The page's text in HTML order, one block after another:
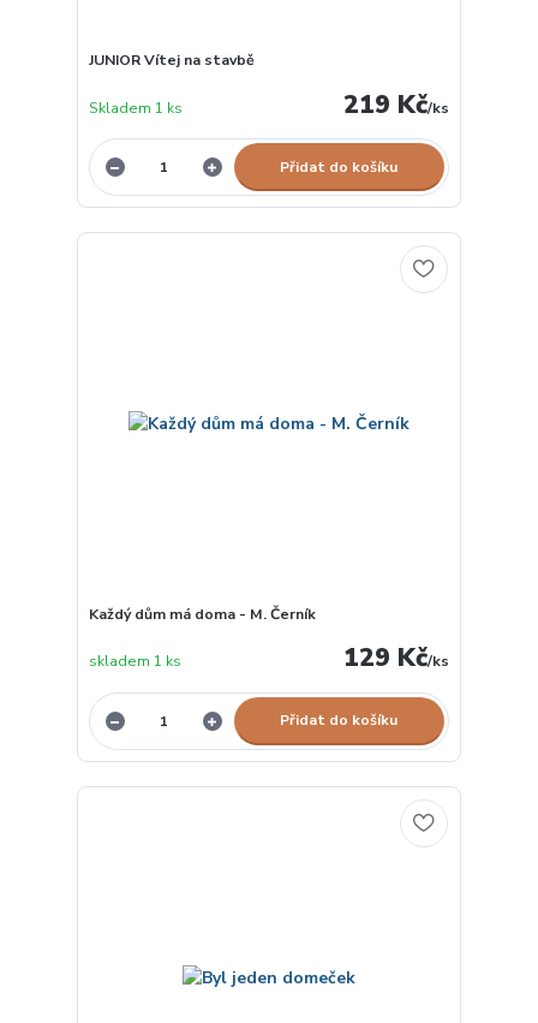
JUNIOR Vítej na stavbě
219 Kč/ks
Skladem 1 ks
Přidat do košíku
Každý dům má doma - M. Černík
129 Kč/ks
skladem 1 ks
Přidat do košíku